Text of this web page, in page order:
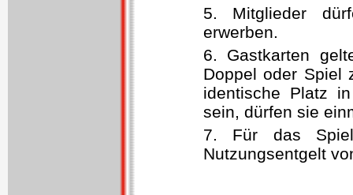
5. Mitglieder
erwerben.
6. Gastkarten
Doppel oder Spiel
identische Platz
sein, dürfen sie
7. Für das
Nutzungsentgelt